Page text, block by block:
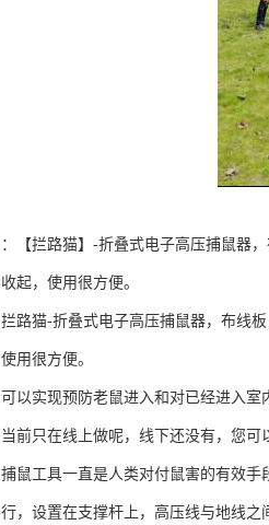
：【拦路猫】-折叠式电子高压捕鼠器
收起，使用很方便。
拦路猫-折叠式电子高压捕鼠器，布线
使用很方便。
可以实现预防老鼠进入和对已经进入室
当前只在线上做呢，线下还没有，您可
捕鼠工具一直是人类对付鼠害的有效
行，设置在支撑杆上，高压线与地线